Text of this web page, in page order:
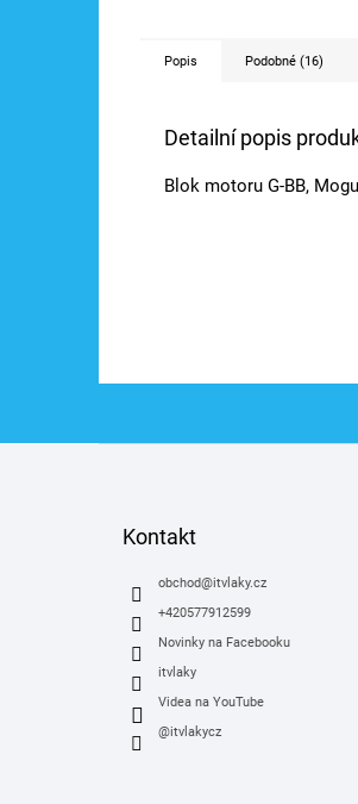
Popis Podobné (16)
Detailní popis
Blok motoru G-BB,
Kontakt
obchod@itvlaky.cz
+420577912599
Novinky na Facebooku
itvlaky
Videa na YouTube
@itvlakycz